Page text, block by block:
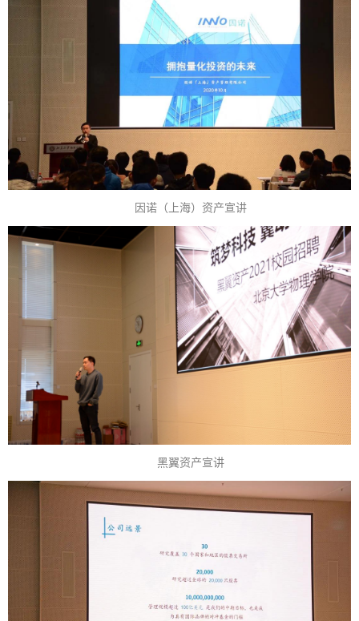
因诺（上海）资产宣讲
黑翼资产宣讲